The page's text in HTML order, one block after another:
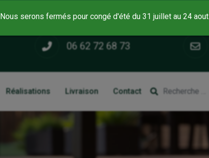
06 62 72 68 73
Rechercher
Réalisations Livraison Contact
Nous serons fermés pour congé d'été du 31 juillet au 24 aout